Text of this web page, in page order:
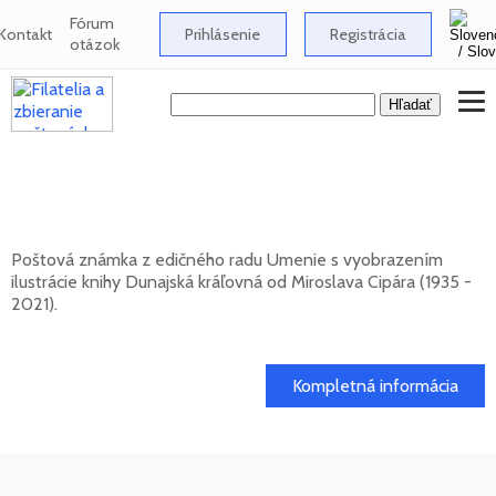
Fórum
otázok Prihlásenie Registrácia
Poštová známka z edičného radu Umenie s vyobrazením
ilustrácie knihy Dunajská kráľovná od Miroslava Cipára (1935 -
2021).
Kompletná informácia